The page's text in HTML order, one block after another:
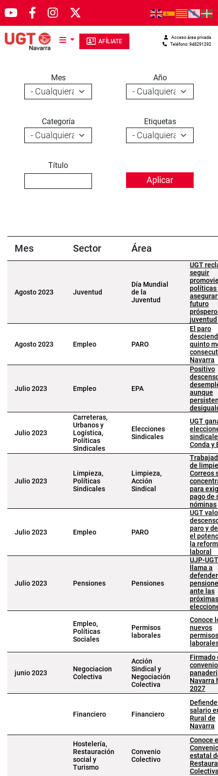
Pasar al contenido principal
AFÍLIATE Teléfono: 948291292
Acceso área privada
Mes Año
Categoría Etiquetas
Título
Mes Sector Área
Agosto 2023 Juventud
Día Mundial
de la
Juventud
UGT
seguir
políticas
futuro
juventud
Agosto 2023 Empleo PARO
El paro
quinto
Navarra
Julio 2023 Empleo EPA
Positivo
aunque
Julio 2023
Carreteras,
Urbanos y
Logística,
Políticas
Sindicales
Elecciones
Sindicales
UGT
Conda y
Julio 2023
Limpieza,
Políticas
Sindicales
Limpieza,
Acción
Sindical
de
Correos
para
pago de
nóminas
Julio 2023 Empleo PARO
UGT
paro y
el
la
laboral
Julio 2023 Pensiones Pensiones
UJP-UGT
llama a
ante las
próximas
Empleo,
Políticas
Sociales
Permisos
laborales
Conoce
nuevos
permisos
junio 2023
Negociacion
Colectiva
Acción
Sindical y
Negociación
Colectiva
Firmado
Navarra
2027
Financiero Financiero
salario
Rural de
Navarra
Hostelería,
Restauración
social y
Turismo
Convenio
Colectivo
Conoce
estatal